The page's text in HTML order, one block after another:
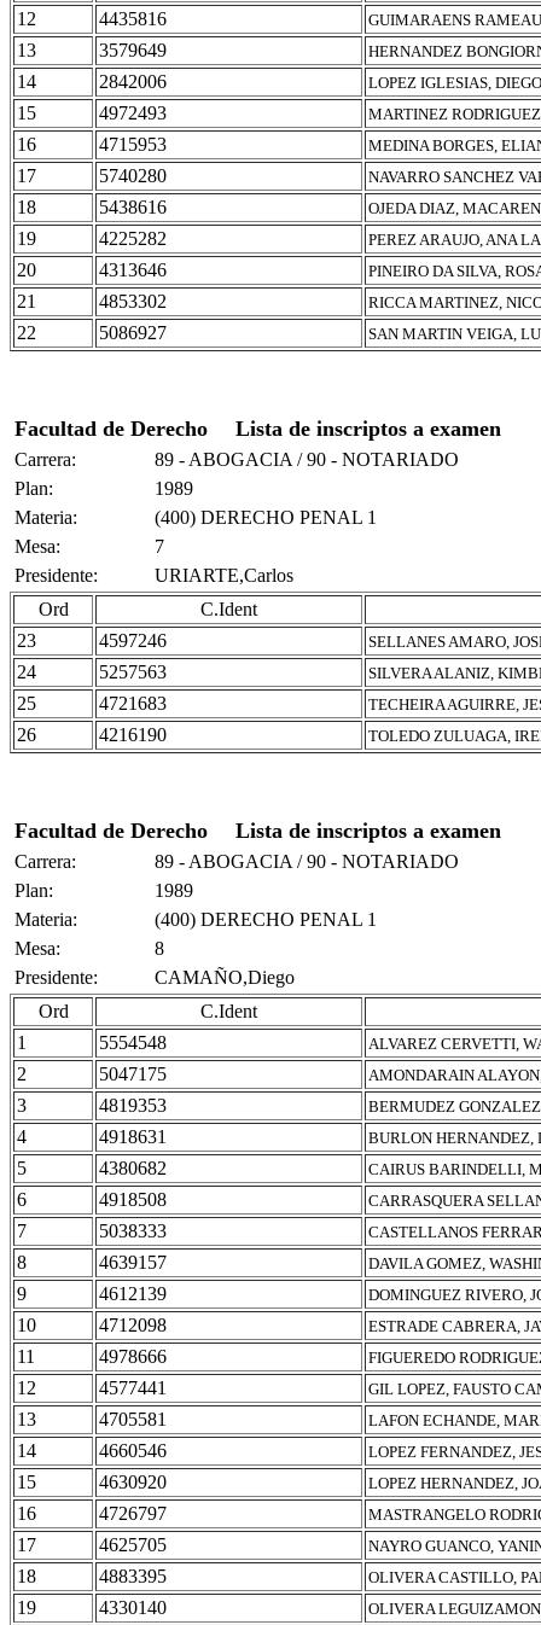
12 4435816 GUIMARAENS
13 3579649 HERNANDEZ
14 2842006 LOPEZ IGLESIAS, DIEGO
15 4972493 MARTINEZ
16 4715953 MEDINA BORGES,
17 5740280 NAVARRO SANCHEZ
18 5438616 OJEDA DIAZ,
19 4225282 PEREZ ARAUJO, ANA
20 4313646 PINEIRO DA SILVA,
21 4853302 RICCA MARTINEZ,
22 5086927 SAN MARTIN VEIGA,
Facultad de Derecho Lista de inscriptos a examen
Carrera:
89 - ABOGACIA / 90 - NOTARIADO
Plan:
1989
Materia:
(400) DERECHO PENAL 1
Mesa:
7
Presidente:
URIARTE,Carlos
Ord
C.Ident
23
4597246 SELLANES AMARO,
24 5257563 SILVERA ALANIZ,
25 4721683 TECHEIRA AGUIRRE,
26 4216190 TOLEDO ZULUAGA,
Facultad de Derecho Lista de inscriptos a examen
Carrera:
89 - ABOGACIA / 90 - NOTARIADO
Plan:
1989
Materia:
(400) DERECHO PENAL 1
Mesa:
8
Presidente:
CAMAÑO,Diego
Ord
C.Ident
1
5554548 ALVAREZ CERVETTI,
2 5047175 AMONDARAIN
3 4819353 BERMUDEZ
4 4918631 BURLON HERNANDEZ,
5 4380682 CAIRUS BARINDELLI,
6 4918508 CARRASQUERA
7 5038333 CASTELLANOS
8 4639157 DAVILA GOMEZ,
9 4612139 DOMINGUEZ RIVERO,
10 4712098 ESTRADE CABRERA,
11 4978666 FIGUEREDO
12 4577441 GIL LOPEZ, FAUSTO
13 4705581 LAFON ECHANDE,
14 4660546 LOPEZ FERNANDEZ,
15 4630920 LOPEZ HERNANDEZ,
16 4726797 MASTRANGELO
17 4625705 NAYRO GUANCO,
18 4883395 OLIVERA CASTILLO,
19 4330140 OLIVERA